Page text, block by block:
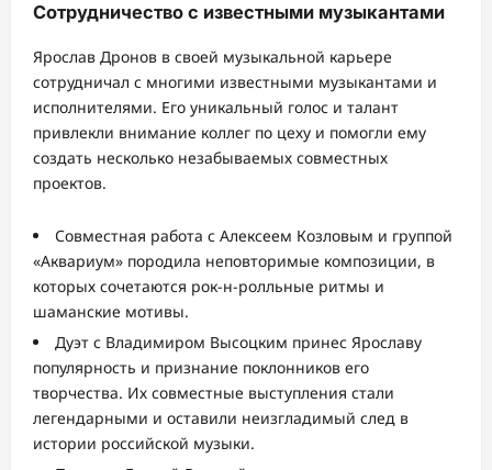
Сотрудничество с известными музыкантами
Ярослав Дронов в своей музыкальной карьере
сотрудничал с многими известными музыкантами и
исполнителями. Его уникальный голос и талант
привлекли внимание коллег по цеху и помогли ему
создать несколько незабываемых совместных
проектов.
Совместная работа с Алексеем Козловым и группой
«Аквариум» породила неповторимые композиции, в
которых сочетаются рок-н-ролльные ритмы и
шаманские мотивы.
Дуэт с Владимиром Высоцким принес Ярославу
популярность и признание поклонников его
творчества. Их совместные выступления стали
легендарными и оставили неизгладимый след в
истории российской музыки.